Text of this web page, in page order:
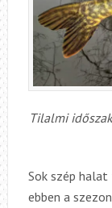
Tilalmi
Sok szép
ebben a